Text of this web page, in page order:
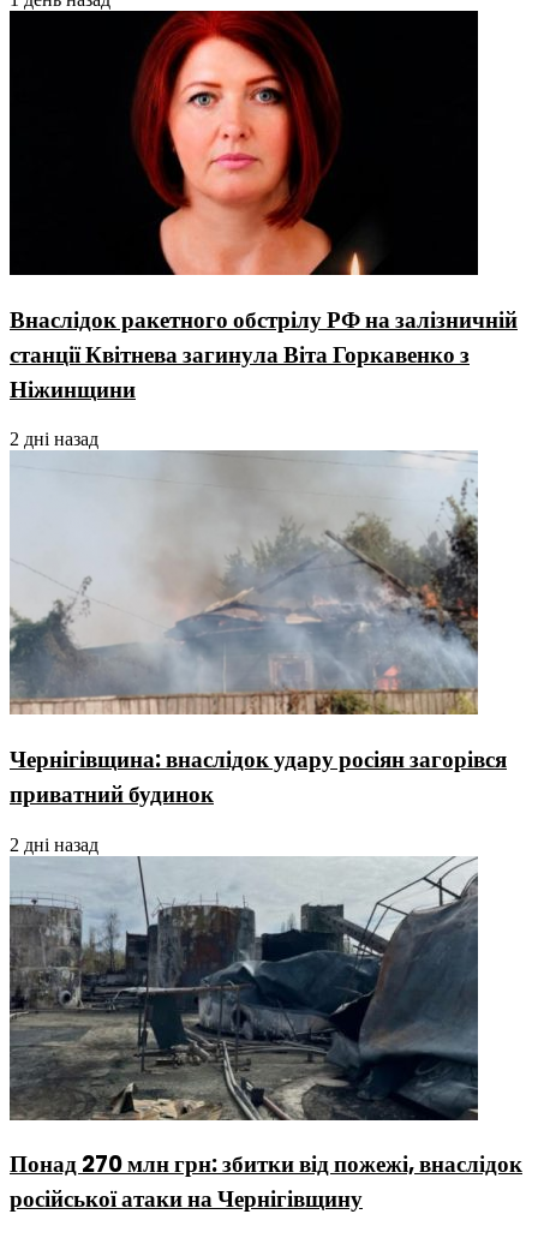
Внаслідок ракетного обстрілу РФ на залізничній
станції Квітнева загинула Віта Горкавенко з
Ніжинщини
2 дні назад
Чернігівщина: внаслідок удару росіян загорівся
приватний будинок
2 дні назад
Понад 270 млн грн: збитки від пожежі, внаслідок
російської атаки на Чернігівщину